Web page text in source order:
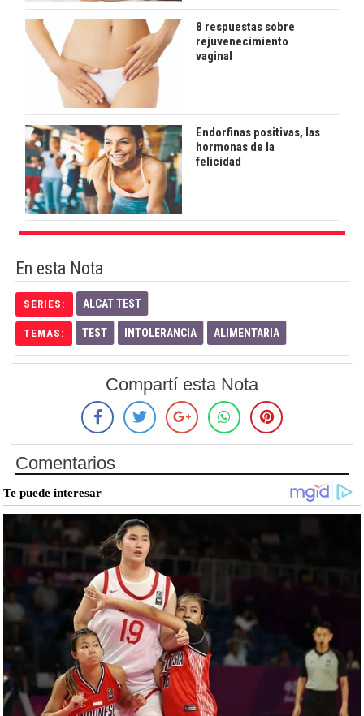
8 respuestas sobre
rejuvenecimiento
vaginal
Endorfinas positivas, las
hormonas de la
felicidad
En esta Nota
SERIES: ALCAT TEST
TEMAS: TEST INTOLERANCIA ALIMENTARIA
Compartí esta Nota
Comentarios